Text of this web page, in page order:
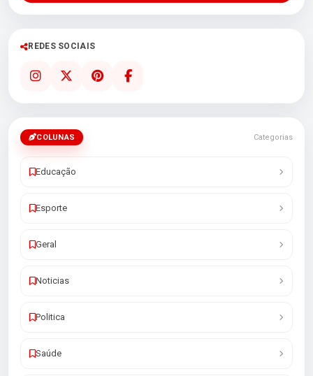
REDES SOCIAIS
COLUNAS Categorias
Educação
Esporte
Geral
Noticias
Politica
Saúde